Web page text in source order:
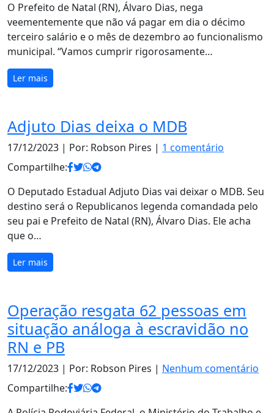
O Prefeito de Natal (RN), Álvaro Dias, nega
veementemente que não vá pagar em dia o décimo
terceiro salário e o mês de dezembro ao funcionalismo
municipal. “Vamos cumprir rigorosamente…
Ler mais
Adjuto Dias deixa o MDB
17/12/2023 | Por: Robson Pires | 1 comentário
Compartilhe:
O Deputado Estadual Adjuto Dias vai deixar o MDB. Seu
destino será o Republicanos legenda comandada pelo
seu pai e Prefeito de Natal (RN), Álvaro Dias. Ele acha
que o…
Ler mais
Operação resgata 62 pessoas em
situação análoga à escravidão no
RN e PB
17/12/2023 | Por: Robson Pires | Nenhum comentário
Compartilhe: